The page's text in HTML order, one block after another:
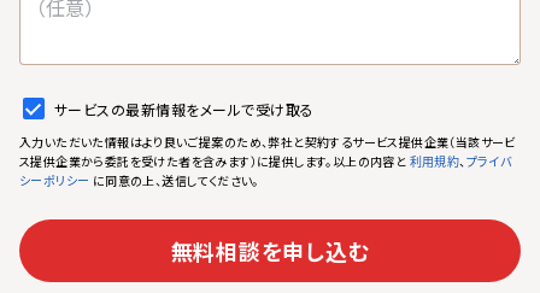
サービスの最新情報をメールで受け取る
入力いただいた情報はより良いご提案のため、弊社と契約するサービス提供企業（当該サービ
ス提供企業から委託を受けた者を含みます）に提供します。以上の内容と 利用規約、プライバ
シーポリシー に同意の上、送信してください。
無料相談を申し込む